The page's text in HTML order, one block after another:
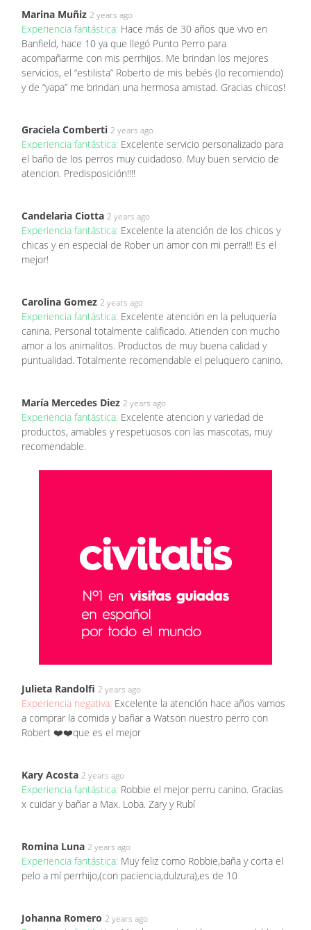
Marina Muñiz 2 years ago
Experiencia fantástica: Hace más de 30 años que vivo en
Banfield, hace 10 ya que llegó Punto Perro para
acompañarme con mis perrhijos. Me brindan los mejores
servicios, el “estilista” Roberto de mis bebés (lo recomiendo)
y de “yapa” me brindan una hermosa amistad. Gracias chicos!
Graciela Comberti 2 years ago
Experiencia fantástica: Excelente servicio personalizado para
el baño de los perros muy cuidadoso. Muy buen servicio de
atencion. Predisposición!!!!
Candelaria Ciotta 2 years ago
Experiencia fantástica: Excelente la atención de los chicos y
chicas y en especial de Rober un amor con mi perra!!! Es el
mejor!
Carolina Gomez 2 years ago
Experiencia fantástica: Excelente atención en la peluquería
canina. Personal totalmente calificado. Atienden con mucho
amor a los animalitos. Productos de muy buena calidad y
puntualidad. Totalmente recomendable el peluquero canino.
María Mercedes Diez 2 years ago
Experiencia fantástica: Excelente atencion y variedad de
productos, amables y respetuosos con las mascotas, muy
recomendable.
Julieta Randolfi 2 years ago
Experiencia negativa: Excelente la atención hace años vamos
a comprar la comida y bañar a Watson nuestro perro con
Robert ❤️❤️que es el mejor
Kary Acosta 2 years ago
Experiencia fantástica: Robbie el mejor perru canino. Gracias
x cuidar y bañar a Max. Loba. Zary y Rubí
Romina Luna 2 years ago
Experiencia fantástica: Muy feliz como Robbie,baña y corta el
pelo a mí perrhijo,(con paciencia,dulzura),es de 10
Johanna Romero 2 years ago